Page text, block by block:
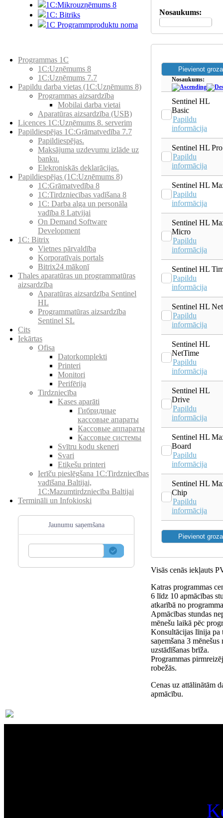
1С:Мikrouzņēmums 8
1C: Bitriks
1C Programmproduktu noma
Programmas 1C
1C:Uzņēmums 8
1C:Uzņēmums 7.7
Papildu darba vietas (1C:Uzņēmums 8)
Programmas aizsardzība
Mobilai darba vietai
Aparatūras aizsardzība (USB)
Licences 1C:Uzņēmums 8. serverim
Papildiespējas 1C:Grāmatvedība 7.7
Papildiespējas.
Maksājuma uzdevumu izlāde uz
banku.
Elekroniskās deklarācijas.
Papildiespējas (1C:Uzņēmums 8)
1C:Grāmatvedība 8
1C:Tirdzniecības vadīšana 8
1С: Darba alga un personāla
vadība 8 Latvijai
On Demand Software
Development
1C: Bitrix
Vietnes pārvaldība
Korporatīvais portals
Bitrix24 mākonī
Thales aparatūras un programmatūras
aizsardzība
Aparatūras aizsardzība Sentinel
HL
Programmatūras aizsardzība
Sentinel SL
Cits
Iekārtas
Ofisa
Datorkomplekti
Printeri
Monitori
Perifērija
Tirdzniecība
Kases aparāti
Гибридные
кассовые апараты
Кассовые аппараты
Кассовые системы
Svītru kodu skeneri
Svari
Etiķešu printeri
Ierīču pieslēgšana 1C:Tirdzniecības
vadīšana Baltijai,
1C:Mazumtirdzniecība Baltijai
Termināli un Infokioski
Jaunumu saņemšana
Nosaukums:
Nosaukums:
Sentinel HL
Basic
Papildu
informācija
Sentinel HL Pro
Papildu
informācija
Sentinel HL
Papildu
informācija
Sentinel HL
Micro
Papildu
informācija
Sentinel HL
Papildu
informācija
Sentinel HL Net
Papildu
informācija
Sentinel HL
NetTime
Papildu
informācija
Sentinel HL
Drive
Papildu
informācija
Sentinel HL
Board
Papildu
informācija
Sentinel HL
Chip
Papildu
informācija
Visās cenās iekļauts
Katras programmas
6 līdz 10 apmācības
atkarībā no
Apmācības stundas
mēnešu laikā pēc
Konsultācijas līnija pa
saņemšana 3
uzstādīšanas brīža.
Programmas
robežās.
Cenas uz attālinātām
apmācību.